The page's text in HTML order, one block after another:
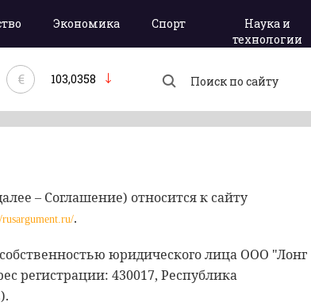
Экономика Спорт
Наука и
технологии
€ 103,0358
– Соглашение) относится к сайту
.
юридического лица ООО "Лонг
регистрации: 430017, Республика
).